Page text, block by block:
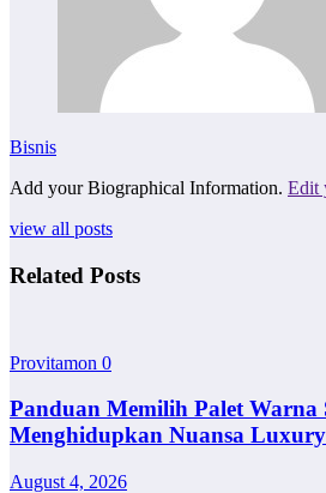
Bisnis
Add your Biographical Information. Edit
view all posts
Related Posts
Provitamon 0
Panduan Memilih Palet
Menghidupkan Nuansa
August 4, 2026